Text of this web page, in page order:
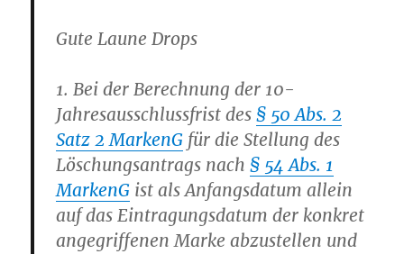
Gute Laune Drops
1. Bei der Berechnung der 10-
Jahresausschlussfrist des§ 50 Abs. 2
Satz 2 MarkenG für die Stellung des
Löschungsantrags nach§ 54 Abs. 1
MarkenG ist als Anfangsdatum allein
auf das Eintragungsdatum der konkret
angegriffenen Marke abzustellen und